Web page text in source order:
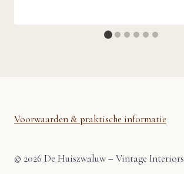
Voorwaarden & praktische informatie
© 2026 De Huiszwaluw – Vintage Interiors